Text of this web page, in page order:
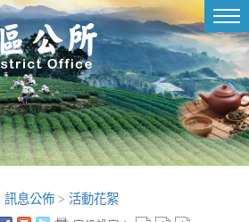
訊息公佈 > 活動花絮